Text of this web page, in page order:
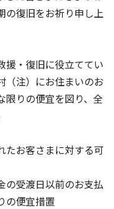
の復旧をお祈り申し上
援・復旧に役立ててい
（注）にお住まいのお
限りの便宜を図り、全
たお客さまに対する可
の受渡日以前のお支払
の便宜措置